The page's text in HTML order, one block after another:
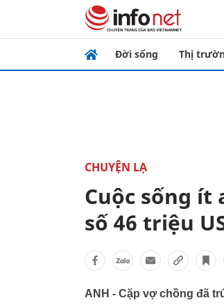
Đời sống Thị
CHUYỆN LẠ
Cuộc sống ít
số 46 triệu
ANH - Cặp vợ chồng đã